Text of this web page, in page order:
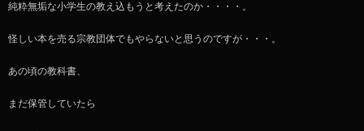
純粋無垢な小学生の教え込もうと考えたのか・・・・。
怪しい本を売る宗教団体でもやらないと思うのですが・・・。
あの頃の教科書、
まだ保管していたら